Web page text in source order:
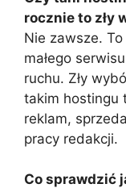
rocznie to zły
Nie zawsze.
małego
ruchu. Zły
takim hostingu
reklam,
pracy redakcji.
Co sprawdzić